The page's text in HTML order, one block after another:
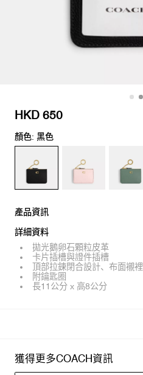
HKD 650
顏色: 黑色
產品資訊
詳細資料
拋光鵝卵石顆粒皮革
卡片插槽與證件插槽
頂部拉鍊閉合設計、布面襯裡
附鑰匙圈
長11公分 x 高8公分
獲得更多COACH資訊